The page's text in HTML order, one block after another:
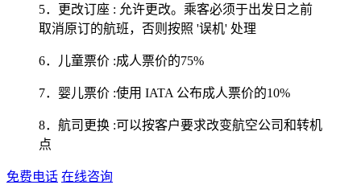
5．更改订座 : 允许更改。乘客必须于出发日之前
取消原订的航班，否则按照 '误机' 处理
6．儿童票价 :成人票价的75%
7．婴儿票价 :使用 IATA 公布成人票价的10%
8．航司更换 :可以按客户要求改变航空公司和转机
点
免费电话 在线咨询